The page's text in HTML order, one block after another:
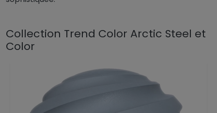
Collection Trend Color Arctic Steel et
Color